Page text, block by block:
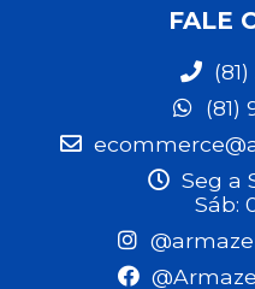
FALE
(81)
Seg a
Sáb: